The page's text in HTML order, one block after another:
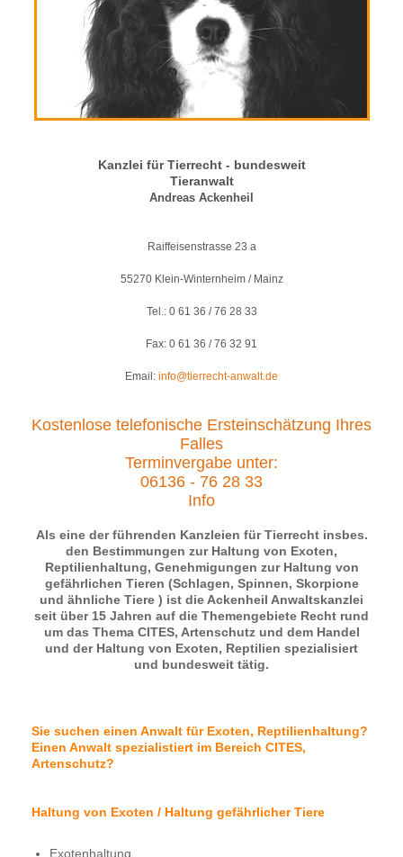
Kanzlei für Tierrecht - bundesweit
Tieranwalt
Andreas Ackenheil
Raiffeisenstrasse 23 a
55270 Klein-Winternheim / Mainz
Tel.: 0 61 36 / 76 28 33
Fax: 0 61 36 / 76 32 91
Email: info@tierrecht-anwalt.de
Kostenlose telefonische Ersteinschätzung Ihres
Falles
Terminvergabe unter:
06136 - 76 28 33
Info
Als eine der führenden Kanzleien für Tierrecht insbes.
den Bestimmungen zur Haltung von Exoten,
Reptilienhaltung, Genehmigungen zur Haltung von
gefährlichen Tieren (Schlagen, Spinnen, Skorpione
und ähnliche Tiere ) ist die Ackenheil Anwaltskanzlei
seit über 15 Jahren auf die Themengebiete Recht rund
um das Thema CITES, Artenschutz und dem Handel
und der Haltung von Exoten, Reptilien spezialisiert
und bundesweit tätig.
Sie suchen einen Anwalt für Exoten, Reptilienhaltung?
Einen Anwalt spezialistiert im Bereich CITES,
Artenschutz?
Haltung von Exoten / Haltung gefährlicher Tiere
Exotenhaltung